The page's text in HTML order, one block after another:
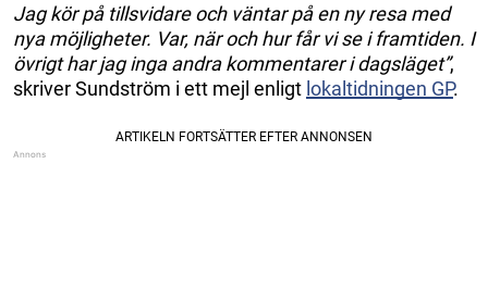
Jag kör på tillsvidare och väntar på en ny resa med
nya möjligheter. Var, när och hur får vi se i framtiden. I
övrigt har jag inga andra kommentarer i dagsläget”,
skriver Sundström i ett mejl enligt lokaltidningen GP.